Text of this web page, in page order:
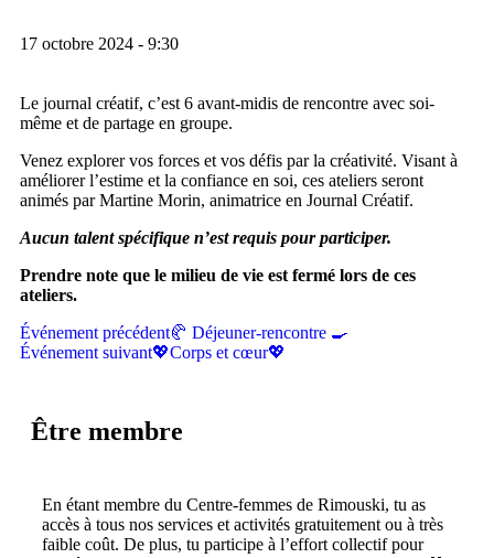
17 octobre 2024 - 9:30
Le journal créatif, c’est 6 avant-midis de rencontre avec soi-
même et de partage en groupe.
Venez explorer vos forces et vos défis par la créativité. Visant à
améliorer l’estime et la confiance en soi, ces ateliers seront
animés par Martine Morin, animatrice en Journal Créatif.
Aucun talent spécifique n’est requis pour participer.
Prendre note que le milieu de vie est fermé lors de ces
ateliers.
Événement précédent🥐 Déjeuner-rencontre 🍳
Événement suivant💖Corps et cœur💖
Être membre
En étant membre du Centre-femmes de Rimouski, tu as
accès à tous nos services et activités gratuitement ou à très
faible coût. De plus, tu participe à l’effort collectif pour